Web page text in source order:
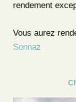
rendement
Vous aurez
Sonnaz